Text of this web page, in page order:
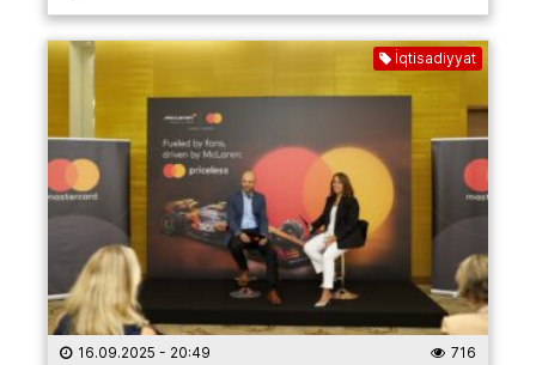
İqtisadiyyat
16.09.2025 - 20:49 716